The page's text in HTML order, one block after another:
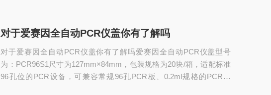
免化学发光底物、荧光染料光降解，同时隔绝湿气与氧气，防止蛋白
O等有机溶剂，无DNA/RNA酶污染...
对于爱赛因全自动PCR仪盖你有了解吗
对于爱赛因全自动PCR仪盖你有了解吗爱赛因全自动PCR仪盖型号
为：PCR96S1尺寸为127mm×84mm，包装规格为20块/箱，适配标准
96孔位的PCR设备，可兼容常规96孔PCR板、0.2ml规格的PCR耗